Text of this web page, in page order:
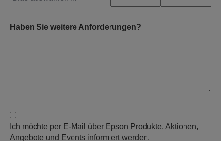
Haben Sie weitere Anforderungen?
Ich möchte per E-Mail über Epson Produkte, Aktionen,
Angebote und Events informiert werden.